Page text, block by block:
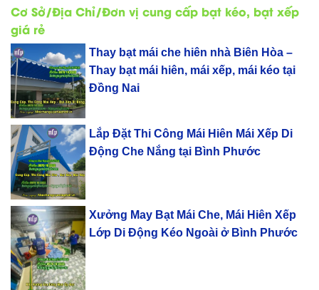
Cơ Sở/Địa Chỉ/Đơn vị cung cấp bạt kéo, bạt xếp
giá rẻ
Thay bạt mái che hiên nhà Biên Hòa –
Thay bạt mái hiên, mái xếp, mái kéo tại
Đồng Nai
Lắp Đặt Thi Công Mái Hiên Mái Xếp Di
Động Che Nắng tại Bình Phước
Xưởng May Bạt Mái Che, Mái Hiên Xếp
Lớp Di Động Kéo Ngoài ở Bình Phước